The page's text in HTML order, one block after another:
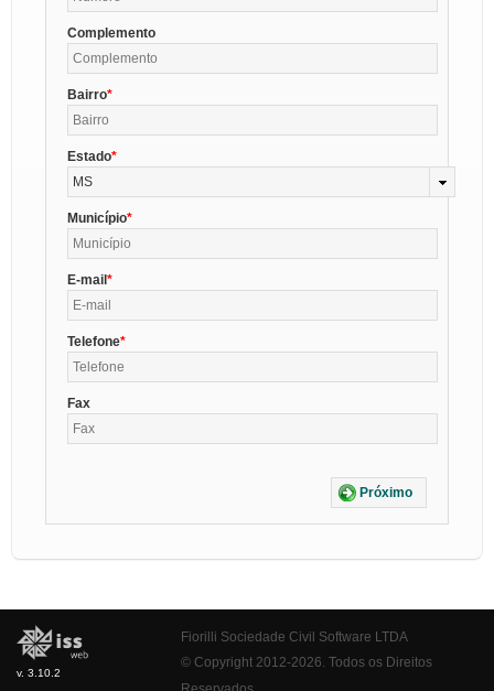
Complemento
Bairro
Estado
MS
Município
E-mail
Telefone
Fax
Próximo
v. 3.10.2
Fiorilli Sociedade Civil Software LTDA
© Copyright 2012-2026. Todos os Direitos